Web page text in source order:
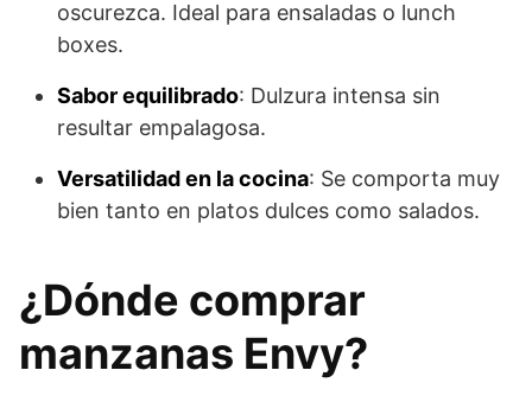
oscurezca. Ideal para ensaladas o lunch
boxes.
Sabor equilibrado: Dulzura intensa sin
resultar empalagosa.
Versatilidad en la cocina: Se comporta muy
bien tanto en platos dulces como salados.
¿Dónde comprar
manzanas Envy?